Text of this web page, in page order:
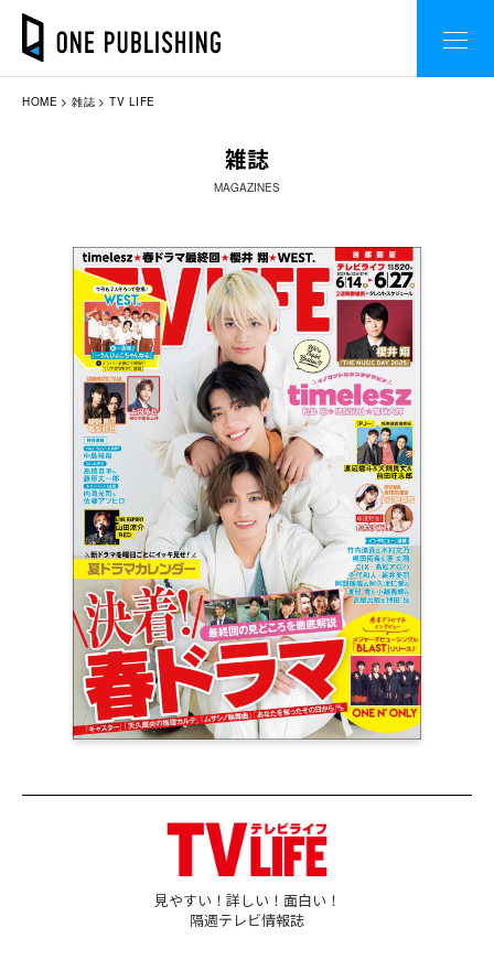
HOME 雑誌 TV LIFE
雑誌
MAGAZINES
見やすい！詳しい！面白い！
隔週テレビ情報誌